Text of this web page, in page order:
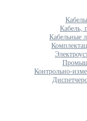
Кабель,
Кабельные
Контрольно-